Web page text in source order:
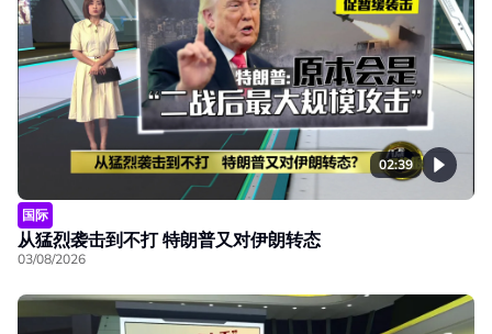
02:39
国际
从猛烈袭击到不打 特朗普又对伊朗转态
03/08/2026